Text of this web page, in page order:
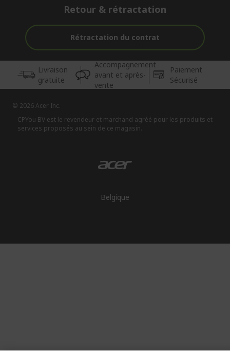
Retour & rétractation
Rétractation du contrat
Livraison
gratuite
Accompagnement
avant et après-
vente
Paiement
Sécurisé
© 2026 Acer Inc.
CPYou BV est le revendeur et marchand agréé pour les produits et
services proposés au sein de ce magasin.
Belgique